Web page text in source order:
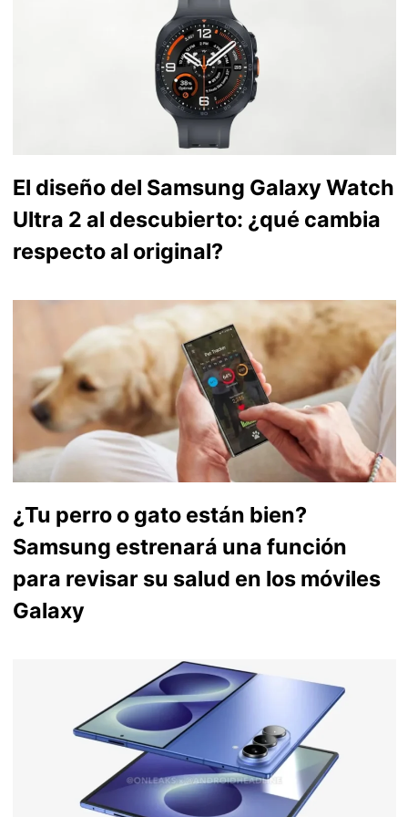
El diseño del Samsung Galaxy Watch
Ultra 2 al descubierto: ¿qué cambia
respecto al original?
¿Tu perro o gato están bien?
Samsung estrenará una función
para revisar su salud en los móviles
Galaxy